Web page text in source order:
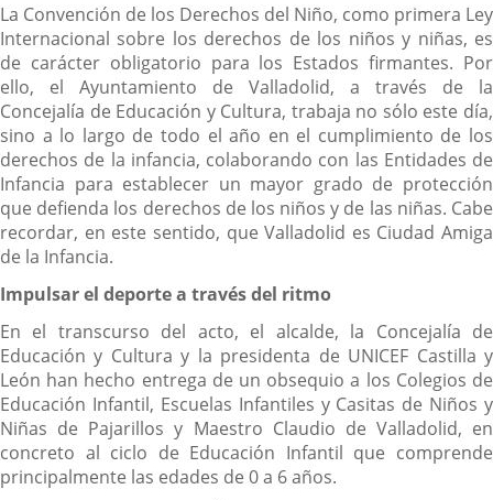
La Convención de los Derechos del Niño, como primera Ley
Internacional sobre los derechos de los niños y niñas, es
de carácter obligatorio para los Estados firmantes. Por
ello, el Ayuntamiento de Valladolid, a través de la
Concejalía de Educación y Cultura, trabaja no sólo este día,
sino a lo largo de todo el año en el cumplimiento de los
derechos de la infancia, colaborando con las Entidades de
Infancia para establecer un mayor grado de protección
que defienda los derechos de los niños y de las niñas. Cabe
recordar, en este sentido, que Valladolid es Ciudad Amiga
de la Infancia.
Impulsar el deporte a través del ritmo
En el transcurso del acto, el alcalde, la Concejalía de
Educación y Cultura y la presidenta de UNICEF Castilla y
León han hecho entrega de un obsequio a los Colegios de
Educación Infantil, Escuelas Infantiles y Casitas de Niños y
Niñas de Pajarillos y Maestro Claudio de Valladolid, en
concreto al ciclo de Educación Infantil que comprende
principalmente las edades de 0 a 6 años.